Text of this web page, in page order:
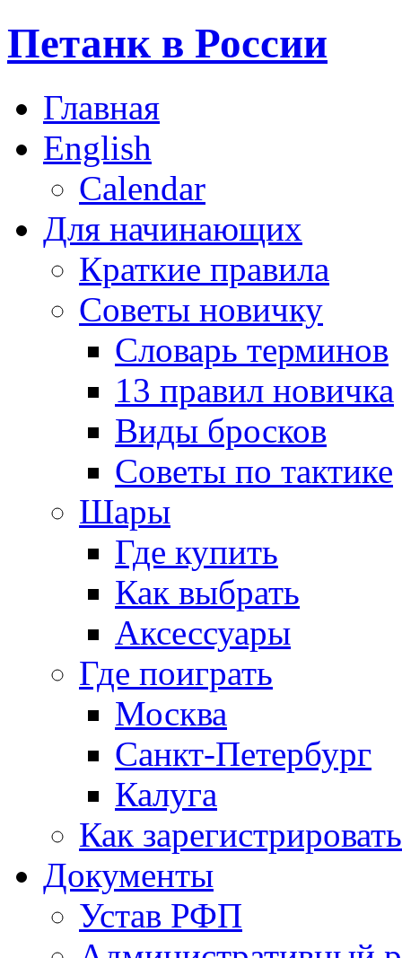
Петанк в России
Главная
English
Calendar
Для начинающих
Краткие правила
Советы новичку
Словарь терминов
13 правил новичка
Виды бросков
Советы по тактике
Шары
Где купить
Как выбрать
Аксессуары
Где поиграть
Москва
Санкт-Петербург
Калуга
Как
Документы
Устав РФП